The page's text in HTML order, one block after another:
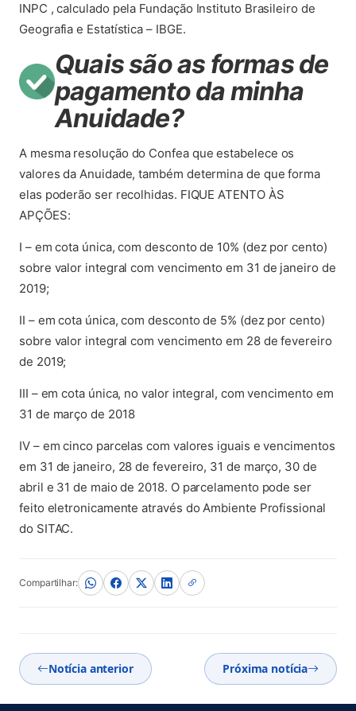
INPC , calculado pela Fundação Instituto Brasileiro de
Geografia e Estatística – IBGE.
Quais são as formas de
pagamento da minha
Anuidade?
A mesma resolução do Confea que estabelece os
valores da Anuidade, também determina de que forma
elas poderão ser recolhidas. FIQUE ATENTO ÀS
APÇÕES:
I – em cota única, com desconto de 10% (dez por cento)
sobre valor integral com vencimento em 31 de janeiro de
2019;
II – em cota única, com desconto de 5% (dez por cento)
sobre valor integral com vencimento em 28 de fevereiro
de 2019;
III – em cota única, no valor integral, com vencimento em
31 de março de 2018
IV – em cinco parcelas com valores iguais e vencimentos
em 31 de janeiro, 28 de fevereiro, 31 de março, 30 de
abril e 31 de maio de 2018. O parcelamento pode ser
feito eletronicamente através do Ambiente Profissional
do SITAC.
Compartilhar:
Notícia anterior Próxima notícia